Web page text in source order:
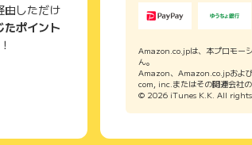
由しただけ
たポイント
Amazon.co.jpは、本プロモー
ん。
Amazon、Amazon.co.jpおよ
com, inc.またはその関連会社の
© 2026 iTunes K.K. All rights